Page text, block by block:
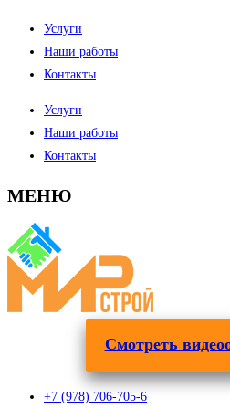
Услуги
Наши работы
Контакты
Услуги
Наши работы
Контакты
МЕНЮ
Смотреть
+7 (978) 706-705-6